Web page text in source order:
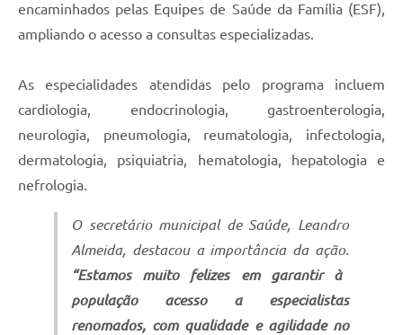
encaminhados pelas Equipes de Saúde da Família (ESF),
ampliando o acesso a consultas especializadas.
As especialidades atendidas pelo programa incluem
cardiologia, endocrinologia, gastroenterologia,
neurologia, pneumologia, reumatologia, infectologia,
dermatologia, psiquiatria, hematologia, hepatologia e
nefrologia.
O secretário municipal de Saúde, Leandro
Almeida, destacou a importância da ação.
“Estamos muito felizes em garantir à
população acesso a especialistas
renomados, com qualidade e agilidade no